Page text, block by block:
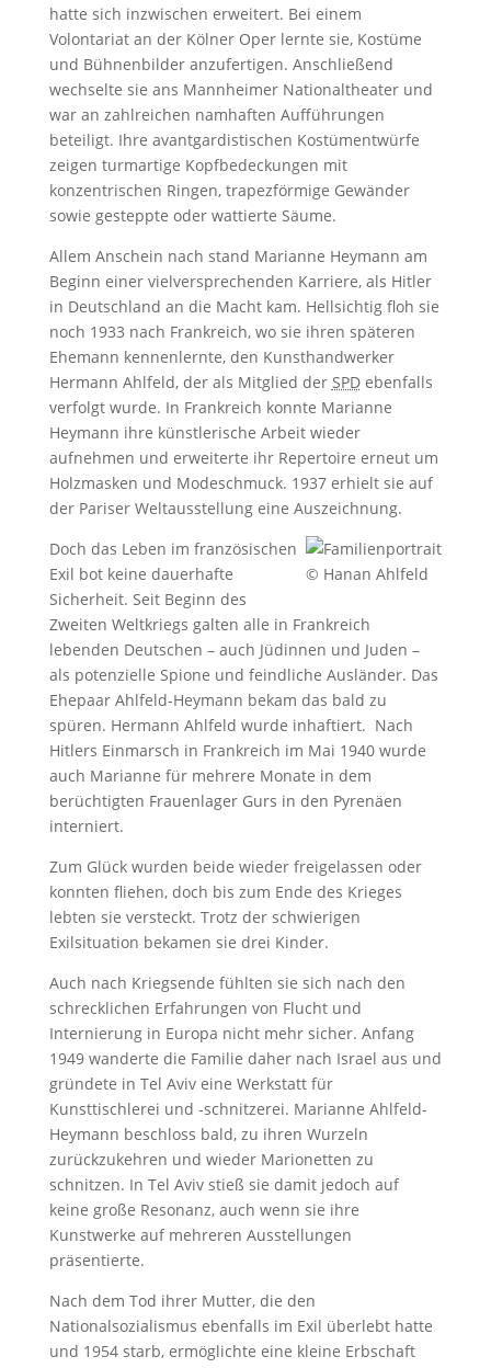
hatte sich inzwischen erweitert. Bei einem
Volontariat an der Kölner Oper lernte sie, Kostüme
und Bühnenbilder anzufertigen. Anschließend
wechselte sie ans Mannheimer Nationaltheater und
war an zahlreichen namhaften Aufführungen
beteiligt. Ihre avantgardistischen Kostümentwürfe
zeigen turmartige Kopfbedeckungen mit
konzentrischen Ringen, trapezförmige Gewänder
sowie gesteppte oder wattierte Säume.
Allem Anschein nach stand Marianne Heymann am
Beginn einer vielversprechenden Karriere, als Hitler
in Deutschland an die Macht kam. Hellsichtig floh sie
noch 1933 nach Frankreich, wo sie ihren späteren
Ehemann kennenlernte, den Kunsthandwerker
Hermann Ahlfeld, der als Mitglied der SPDebenfalls
verfolgt wurde. In Frankreich konnte Marianne
Heymann ihre künstlerische Arbeit wieder
aufnehmen und erweiterte ihr Repertoire erneut um
Holzmasken und Modeschmuck. 1937 erhielt sie auf
der Pariser Weltausstellung eine Auszeichnung.
© Hanan Ahlfeld
Doch das Leben im französischen
Exil bot keine dauerhafte
Sicherheit. Seit Beginn des
Zweiten Weltkriegs galten alle in Frankreich
lebenden Deutschen – auch Jüdinnen und Juden –
als potenzielle Spione und feindliche Ausländer. Das
Ehepaar Ahlfeld-Heymann bekam das bald zu
spüren. Hermann Ahlfeld wurde inhaftiert. Nach
Hitlers Einmarsch in Frankreich im Mai 1940 wurde
auch Marianne für mehrere Monate in dem
berüchtigten Frauenlager Gurs in den Pyrenäen
interniert.
Zum Glück wurden beide wieder freigelassen oder
konnten fliehen, doch bis zum Ende des Krieges
lebten sie versteckt. Trotz der schwierigen
Exilsituation bekamen sie drei Kinder.
Auch nach Kriegsende fühlten sie sich nach den
schrecklichen Erfahrungen von Flucht und
Internierung in Europa nicht mehr sicher. Anfang
1949 wanderte die Familie daher nach Israel aus und
gründete in Tel Aviv eine Werkstatt für
Kunsttischlerei und -schnitzerei. Marianne Ahlfeld-
Heymann beschloss bald, zu ihren Wurzeln
zurückzukehren und wieder Marionetten zu
schnitzen. In Tel Aviv stieß sie damit jedoch auf
keine große Resonanz, auch wenn sie ihre
Kunstwerke auf mehreren Ausstellungen
präsentierte.
Nach dem Tod ihrer Mutter, die den
Nationalsozialismus ebenfalls im Exil überlebt hatte
und 1954 starb, ermöglichte eine kleine Erbschaft